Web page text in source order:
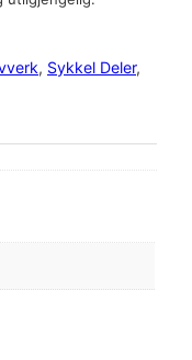
, Sykkel Deler